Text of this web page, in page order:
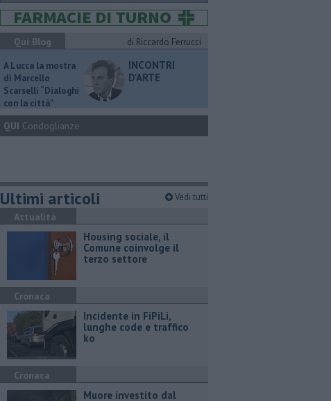
Qui Blog
di Riccardo Ferrucci
A Lucca la mostra
di Marcello
Scarselli “Dialoghi
con la città"
INCONTRI
D'ARTE
QUI Condoglianze
Ultimi articoli Vedi tutti
Attualità
​Housing sociale, il
Comune coinvolge il
terzo settore
Cronaca
Incidente in FiPiLi,
lunghe code e traffico
ko
Cronaca
Muore investito dal